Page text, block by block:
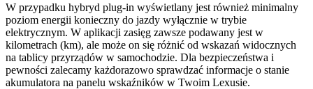
W przypadku hybryd plug-in wyświetlany jest również minimalny
poziom energii konieczny do jazdy wyłącznie w trybie
elektrycznym. W aplikacji zasięg zawsze podawany jest w
kilometrach (km), ale może on się różnić od wskazań widocznych
na tablicy przyrządów w samochodzie. Dla bezpieczeństwa i
pewności zalecamy każdorazowo sprawdzać informacje o stanie
akumulatora na panelu wskaźników w Twoim Lexusie.